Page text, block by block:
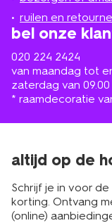
ruilen en
bel onze
020 224 2424
van maandag tot
zaterdag van 09.00
* raamdecoratie
buurt
altijd op de
Schrijf je in voor
korting. Ontvang
(online)